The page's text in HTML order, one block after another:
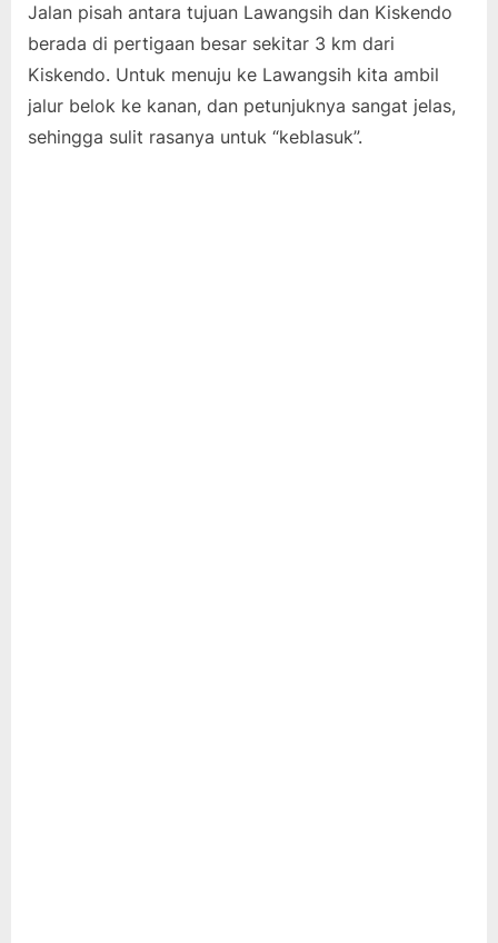
Jalan pisah antara tujuan Lawangsih dan Kiskendo
berada di pertigaan besar sekitar 3 km dari
Kiskendo. Untuk menuju ke Lawangsih kita ambil
jalur belok ke kanan, dan petunjuknya sangat jelas,
sehingga sulit rasanya untuk “keblasuk”.